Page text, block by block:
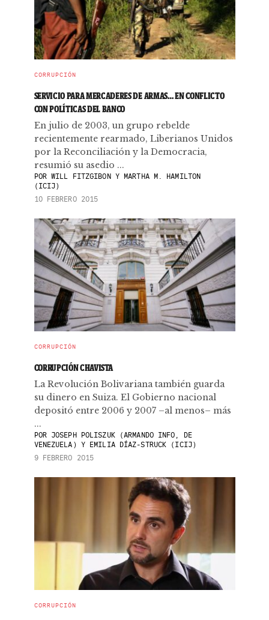
CORRUPCIÓN
SERVICIO PARA MERCADERES DE ARMAS… EN CONFLICTO
CON POLÍTICAS DEL BANCO
En julio de 2003, un grupo rebelde
recientemente rearmado, Liberianos Unidos
por la Reconciliación y la Democracia,
resumió su asedio ...
PORWILL FITZGIBON Y MARTHA M. HAMILTON
(ICIJ)
10 FEBRERO 2015
CORRUPCIÓN
CORRUPCIÓN CHAVISTA
La Revolución Bolivariana también guarda
su dinero en Suiza. El Gobierno nacional
depositó entre 2006 y 2007 –al menos– más
...
PORJOSEPH POLISZUK (ARMANDO INFO, DE
VENEZUELA) Y EMILIA DÍAZ-STRUCK (ICIJ)
9 FEBRERO 2015
CORRUPCIÓN